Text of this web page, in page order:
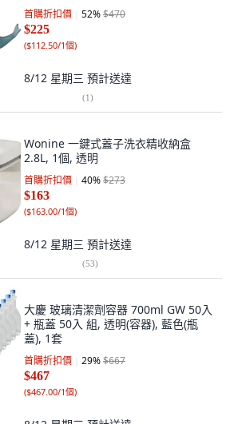
首購折扣價 52%$470
$225
($112.50/1個)
8/12 星期三 預計送達
(1)
Wonine 一鍵式蓋子洗衣精收納盒
2.8L, 1個, 透明
首購折扣價 40%$273
$163
($163.00/1個)
8/12 星期三 預計送達
(53)
大慶 玻璃清潔劑容器 700ml GW 50入
+ 瓶蓋 50入 組, 透明(容器), 藍色(瓶
蓋), 1套
首購折扣價 29%$667
$467
($467.00/1個)